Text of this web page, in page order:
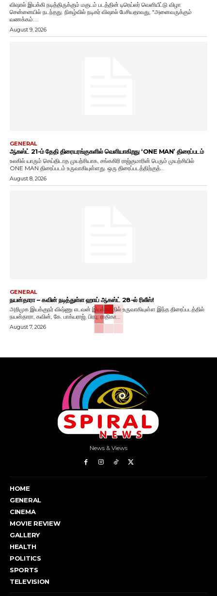
விஷால் இயக்கி நடித்திருக்கும் மகுடம் படத்தின் டிரெய்லர் வெளியீட்டு விழா
சென்னையில் நடந்தது. நிகழ்வில் நடிகர் விஷால் பேசியதாவது, "அனைவருக்கும்
வணக்கம்....
August 9, 2026
GENERAL
ஆகஸ்ட் 21-ம் தேதி திரையரங்குகளில் வெளியாகிறது ‘ONE MAN’ திரைப்படம்
உலகில் யாரும் செய்திடாத முயற்சியாக, சங்ககிரி ராஜ்குமாரின் பெரும் முயற்சியில்
ONE MAN திரைப்படம் உருவாகியுள்ளது. ஒரு திரைப்படத்திற்குத்...
August 8, 2026
GENERAL
நயன்தாரா – கவின் நடித்துள்ள ஹாய் ஆகஸ்ட் 28-ல் ரிலீஸ்!
அறிமுக இயக்குநர் விஷ்ணு எடவன் இயக்கத்தில் உருவாகியுள்ள இந்த திரைப்படத்தில்
நயன்தாரா, கவின், கே. பாக்யராஜ், பிரபு, ராதிகா...
August 7, 2026
News & Views
HOME
GENERAL
CINEMA
MOVIE REVIEW
GALLERY
HEALTH
POLITICS
SPORTS
TELEVISION